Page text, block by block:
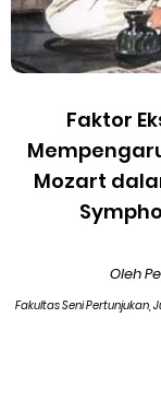
Gitarku, Hidupku,
Fenomena
Bagaimana
Filsafat
Faktor
Mozart
Oleh
Fakultas Seni Pertunjukan,